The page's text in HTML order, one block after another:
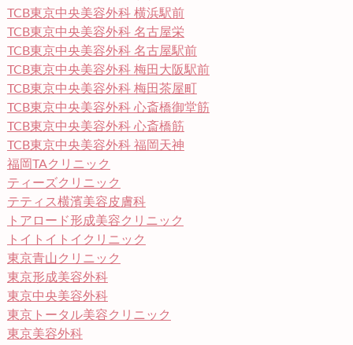
TCB東京中央美容外科 横浜駅前
TCB東京中央美容外科 名古屋栄
TCB東京中央美容外科 名古屋駅前
TCB東京中央美容外科 梅田大阪駅前
TCB東京中央美容外科 梅田茶屋町
TCB東京中央美容外科 心斎橋御堂筋
TCB東京中央美容外科 心斎橋筋
TCB東京中央美容外科 福岡天神
福岡TAクリニック
ティーズクリニック
テティス横濱美容皮膚科
トアロード形成美容クリニック
トイトイトイクリニック
東京青山クリニック
東京形成美容外科
東京中央美容外科
東京トータル美容クリニック
東京美容外科